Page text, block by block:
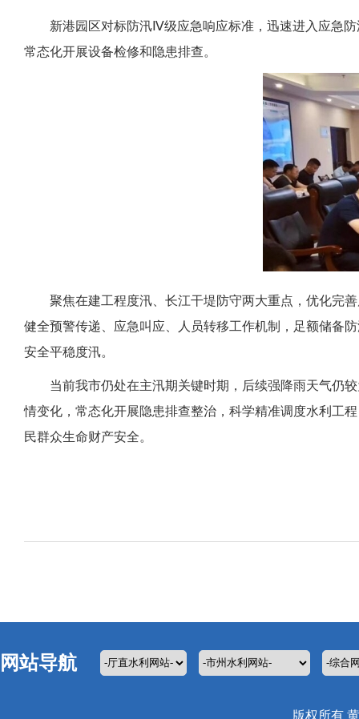
新港园区对标防汛Ⅳ级应急响应标准，迅速进入应急
常态化开展设备检修和隐患排查。
聚焦在建工程度汛、长江干堤防守两大重点，优化完
健全预警传递、应急叫应、人 员转移工作机制，足额储备
安全平稳度汛。
当前我市仍处在主汛期关键时期，后续强降雨天气仍
情变化，常态化开展隐患排查整治，科学精准调度水利工
民群众生命财产安全。
网站导航
版权所有